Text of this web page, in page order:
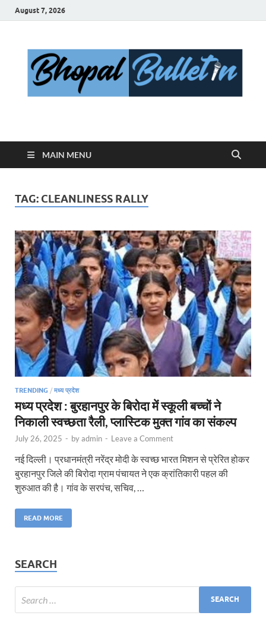
August 7, 2026
Bhopal Bulletin
MAIN MENU
TAG: CLEANLINESS RALLY
TRENDING / मध्य प्रदेश
मध्य प्रदेश : बुरहानपुर के बिरोदा में स्कूली बच्चों ने
निकाली स्वच्छता रैली, प्लास्टिक मुक्त गांव का संकल्प
July 26, 2025 - byadmin - Leave a Comment
नई दिल्ली। प्रधानमंत्री नरेंद्र मोदी के स्वच्छ भारत मिशन से प्रेरित होकर
बुरहानपुर जिले की बिरोदा ग्राम पंचायत ने एक क्रांतिकारी पहल की
शुरुआत की है। गांव के सरपंच, सचिव, …
READ MORE
SEARCH